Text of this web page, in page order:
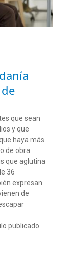
que sean
y que
haya más
de obra
que aglutina
36
expresan
de
publicado